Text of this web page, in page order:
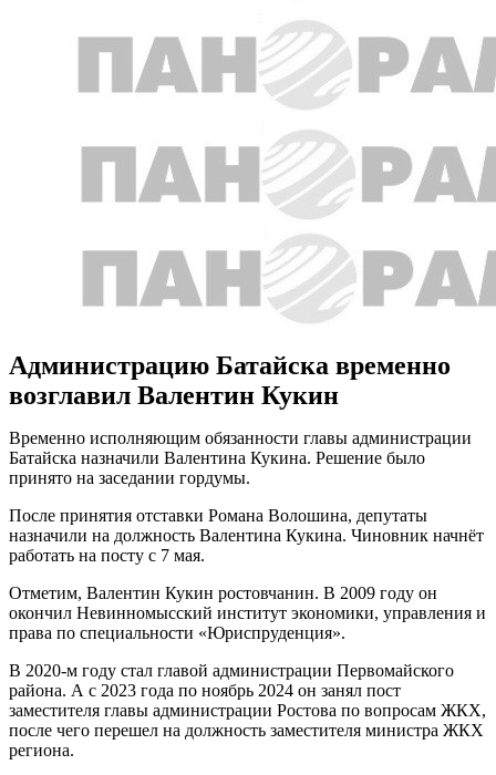
Администрацию Батайска временно
возглавил Валентин Кукин
Временно исполняющим обязанности главы администрации
Батайска назначили Валентина Кукина. Решение было
принято на заседании гордумы.
После принятия отставки Романа Волошина, депутаты
назначили на должность Валентина Кукина. Чиновник начнёт
работать на посту с 7 мая.
Отметим, Валентин Кукин ростовчанин. В 2009 году он
окончил Невинномысский институт экономики, управления и
права по специальности «Юриспруденция».
В 2020-м году стал главой администрации Первомайского
района. А с 2023 года по ноябрь 2024 он занял пост
заместителя главы администрации Ростова по вопросам ЖКХ,
после чего перешел на должность заместителя министра ЖКХ
региона.